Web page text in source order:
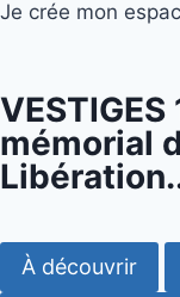
Je crée mon
mémorial
À découvrir